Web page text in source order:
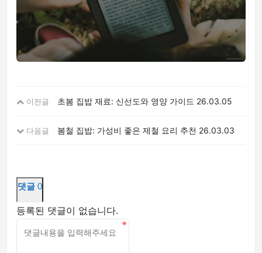
이전글 초봄 집밥 재료: 신선도와 영양 가이드 26.03.05
다음글 봄철 집밥: 가성비 좋은 제철 요리 추천 26.03.03
댓글 0
등록된 댓글이 없습니다.